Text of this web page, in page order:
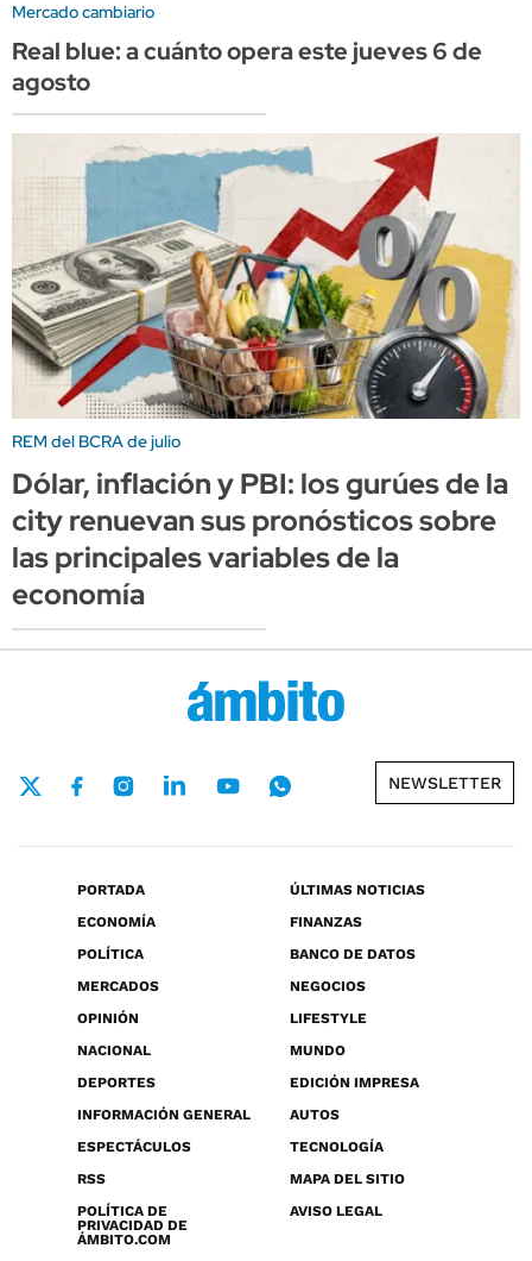
Mercado cambiario
Real blue: a cuánto opera este jueves 6 de
agosto
REM del BCRA de julio
Dólar, inflación y PBI: los gurúes de la
city renuevan sus pronósticos sobre
las principales variables de la
economía
NEWSLETTER
PORTADA
ÚLTIMAS NOTICIAS
ECONOMÍA
FINANZAS
POLÍTICA
BANCO DE DATOS
MERCADOS
NEGOCIOS
OPINIÓN
LIFESTYLE
NACIONAL
MUNDO
DEPORTES
EDICIÓN IMPRESA
INFORMACIÓN GENERAL
AUTOS
ESPECTÁCULOS
TECNOLOGÍA
RSS
MAPA DEL SITIO
POLÍTICA DE
PRIVACIDAD DE
ÁMBITO.COM
AVISO LEGAL